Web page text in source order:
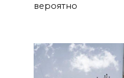
вероятно